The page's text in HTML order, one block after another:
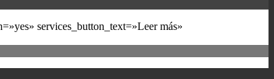
services_button_text=»Leer más»